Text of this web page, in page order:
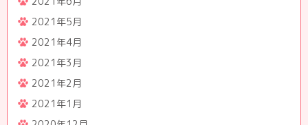
2021年5月
2021年4月
2021年3月
2021年2月
2021年1月